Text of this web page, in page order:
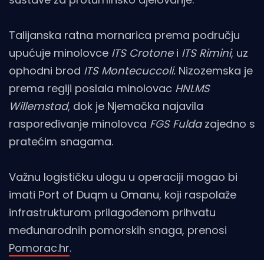
Talijanska ratna mornarica prema području
upućuje minolovce ITS Crotonei ITS Rimini, uz
ophodni brod ITS Montecuccoli. Nizozemska je
prema regiji poslala minolovac HNLMS
Willemstad, dok je Njemačka najavila
raspoređivanje minolovca FGS Fuldazajedno s
pratećim snagama.
Važnu logističku ulogu u operaciji mogao bi
imati Port of Duqm u Omanu, koji raspolaže
infrastrukturom prilagođenom prihvatu
međunarodnih pomorskih snaga, prenosi
Pomorac.hr.